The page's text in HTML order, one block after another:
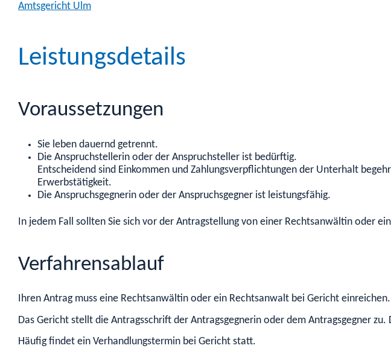
Amtsgericht Ulm
Leistungsdetails
Voraussetzungen
Sie leben dauernd getrennt.
Die Anspruchstellerin oder der Anspruchsteller ist bedürftig.
Entscheidend sind Einkommen und Zahlungsverpflichtungen der Unterhalt
Erwerbstätigkeit.
Die Anspruchsgegnerin oder der Anspruchsgegner ist leistungsfähig.
In jedem Fall sollten Sie sich vor der Antragstellung von einer Rechtsanwältin oder
Verfahrensablauf
Ihren Antrag muss eine Rechtsanwältin oder ein Rechtsanwalt bei Gericht einreichen.
Das Gericht stellt die Antragsschrift der Antragsgegnerin oder dem Antragsgegner
Häufig findet ein Verhandlungstermin bei Gericht statt.